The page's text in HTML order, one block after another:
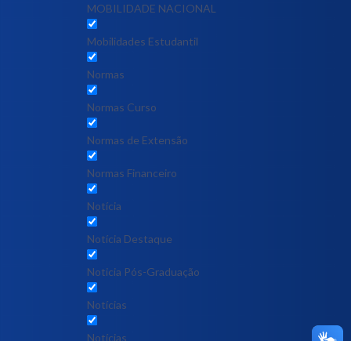
MOBILIDADE NACIONAL
Mobilidades Estudantil
Normas
Normas Curso
Normas de Extensão
Normas Financeiro
Notícia
Notícia Destaque
Noticia Pós-Graduação
Notícias
Notícias